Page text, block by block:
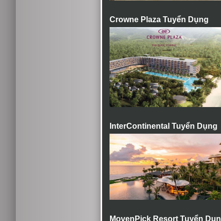
Crowne Plaza Tuyển Dụng
InterContinental Tuyển Dụng
MovenPick Resort Tuyển